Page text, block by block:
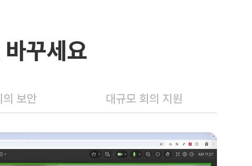
바꾸세요
의 보안 대규모 회의 지원